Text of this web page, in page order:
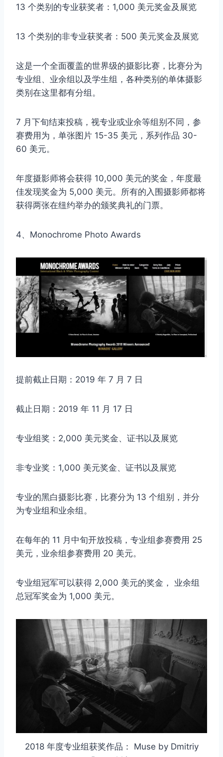
13 个类别的专业获奖者：1,000 美元奖金及展览
13 个类别的非专业获奖者：500 美元奖金及展览
这是一个全面覆盖的世界级的摄影比赛，比赛分为
专业组、业余组以及学生组，各种类别的单体摄影
类别在这里都有分组。
7 月下旬结束投稿，视专业或业余等组别不同，参
赛费用为，单张图片 15-35 美元，系列作品 30-
60 美元。
年度摄影师将会获得 10,000 美元的奖金，年度最
佳发现奖金为 5,000 美元。所有的入围摄影师都将
获得两张在纽约举办的颁奖典礼的门票。
4、Monochrome Photo Awards
提前截止日期：2019 年 7 月 7 日
截止日期：2019 年 11 月 17 日
专业组奖：2,000 美元奖金、证书以及展览
非专业奖：1,000 美元奖金、证书以及展览
专业的黑白摄影比赛，比赛分为 13 个组别，并分
为专业组和业余组。
在每年的 11 月中旬开放投稿，专业组参赛费用 25
美元，业余组参赛费用 20 美元。
专业组冠军可以获得 2,000 美元的奖金， 业余组
总冠军奖金为 1,000 美元。
2018 年度专业组获奖作品： Muse by Dmitriy